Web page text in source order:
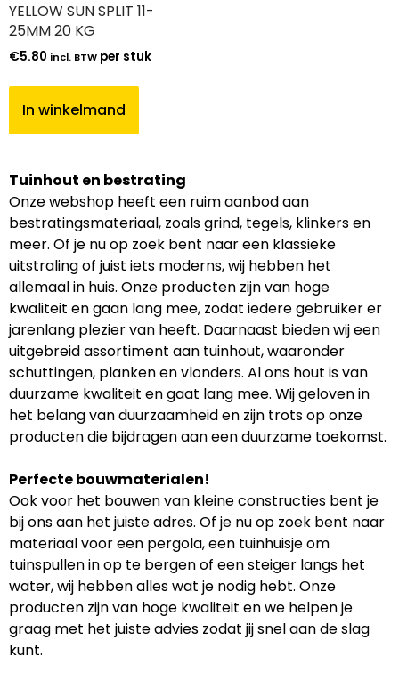
YELLOW SUN SPLIT 11-
25MM 20 KG
€5.80 incl. BTW per stuk
In winkelmand
Tuinhout en bestrating
Onze webshop heeft een ruim aanbod aan
bestratingsmateriaal, zoals grind, tegels, klinkers en
meer. Of je nu op zoek bent naar een klassieke
uitstraling of juist iets moderns, wij hebben het
allemaal in huis. Onze producten zijn van hoge
kwaliteit en gaan lang mee, zodat iedere gebruiker er
jarenlang plezier van heeft. Daarnaast bieden wij een
uitgebreid assortiment aan tuinhout, waaronder
schuttingen, planken en vlonders. Al ons hout is van
duurzame kwaliteit en gaat lang mee. Wij geloven in
het belang van duurzaamheid en zijn trots op onze
producten die bijdragen aan een duurzame toekomst.
Perfecte bouwmaterialen!
Ook voor het bouwen van kleine constructies bent je
bij ons aan het juiste adres. Of je nu op zoek bent naar
materiaal voor een pergola, een tuinhuisje om
tuinspullen in op te bergen of een steiger langs het
water, wij hebben alles wat je nodig hebt. Onze
producten zijn van hoge kwaliteit en we helpen je
graag met het juiste advies zodat jij snel aan de slag
kunt.